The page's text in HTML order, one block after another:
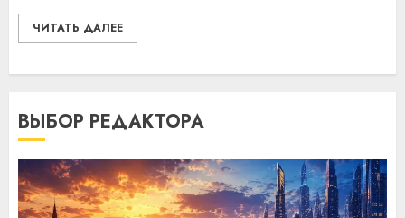
ЧИТАТЬ ДАЛЕЕ
ВЫБОР РЕДАКТОРА